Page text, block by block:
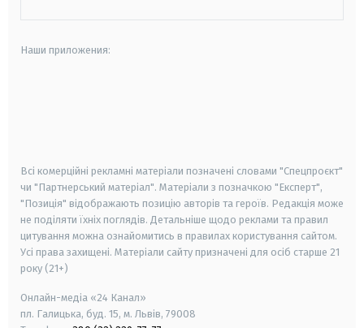
Наши приложения:
Всі комерційні рекламні матеріали позначені словами "Спецпроєкт"
чи "Партнерський матеріал". Матеріали з позначкою "Експерт",
"Позиція" відображають позицію авторів та героїв. Редакція може
не поділяти їхніх поглядів. Детальніше щодо реклами та правил
цитування можна ознайомитись в правилах користування сайтом.
Усі права захищені. Матеріали сайту призначені для осіб старше 21
року (21+)
Онлайн-медіа «24 Канал»
пл. Галицька, буд. 15, м. Львів, 79008